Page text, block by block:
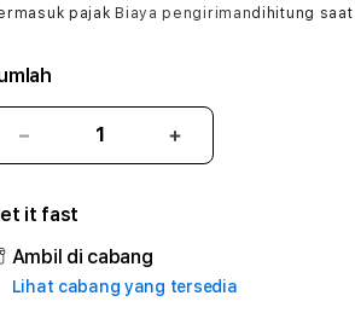
pajak Biaya pengirimandihitung
Kurangi
jumlah
HEMAT138
#
Zone360
TV
Tambah
jumlah
Zone360
TV
it fast
Ambil di cabang
Lihat cabang yang tersedia